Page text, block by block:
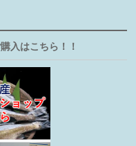
入はこちら！！